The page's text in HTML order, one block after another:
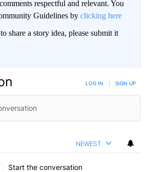
respectful and relevant. You
Guidelines by clicking here
share a story idea, please submit it
LOG IN SIGN UP
NEWEST
Start the conversation